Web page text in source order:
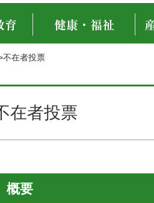
不在者投票
在者投票
概要